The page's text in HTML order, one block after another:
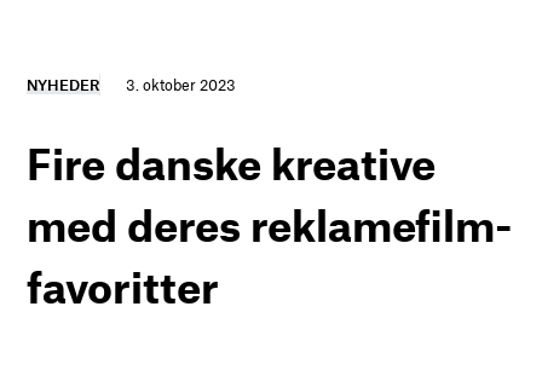
NYHEDER 3. oktober 2023
Fire danske kreative
med deres reklamefilm-
favoritter